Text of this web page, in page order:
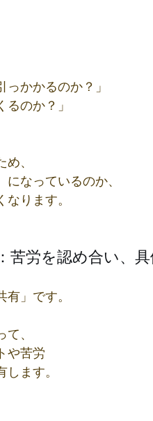
っかかるのか？」
るのか？」
、
なっているのか、
ります。
労を認め合い、具
」です。
、
や苦労
します。